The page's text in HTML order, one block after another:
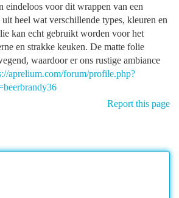
eindeloos voor dit wrappen van een
heel wat verschillende types, kleuren en
kan echt gebruikt worden voor het
en strakke keuken. De matte folie
waardoor er ons rustige ambiance
aprelium.com/forum/profile.php?
Report this page